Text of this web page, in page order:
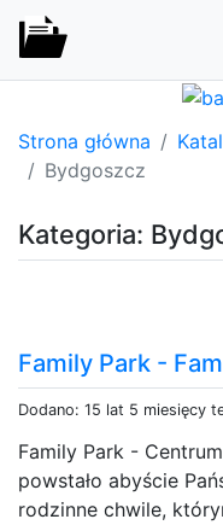
Strona główna
Bydgoszcz
Kategoria:
Family Park -
Dodano: 15 lat 5 miesięcy
Family Park -
powstało abyście
rodzinne chwile,